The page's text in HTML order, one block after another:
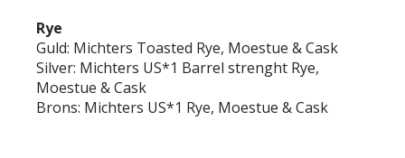
Rye
Guld: Michters Toasted Rye, Moestue & Cask
Silver: Michters US*1 Barrel strenght Rye,
Moestue & Cask
Brons: Michters US*1 Rye, Moestue & Cask